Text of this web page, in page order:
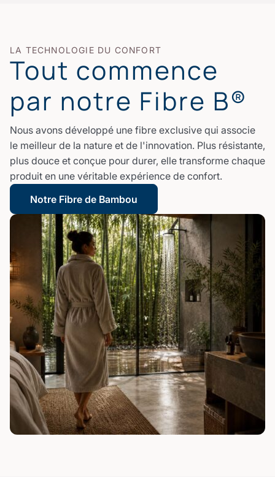
LA TECHNOLOGIE DU CONFORT
Tout commence
par notre Fibre B®
Nous avons développé une fibre exclusive qui associe
le meilleur de la nature et de l'innovation. Plus résistante,
plus douce et conçue pour durer, elle transforme chaque
produit en une véritable expérience de confort.
Notre Fibre de Bambou